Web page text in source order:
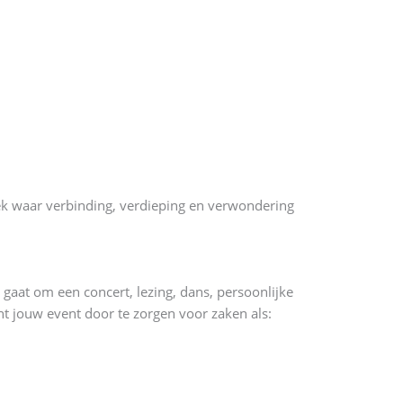
waar verbinding, verdieping en verwondering
om een concert, lezing, dans, persoonlijke
jouw event door te zorgen voor zaken als: